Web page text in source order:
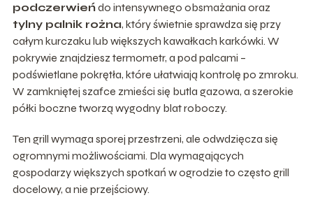
podczerwieńdo intensywnego obsmażania oraz
tylny palnik rożna, który świetnie sprawdza się przy
całym kurczaku lub większych kawałkach karkówki. W
pokrywie znajdziesz termometr, a pod palcami –
podświetlane pokrętła, które ułatwiają kontrolę po zmroku.
W zamkniętej szafce zmieści się butla gazowa, a szerokie
półki boczne tworzą wygodny blat roboczy.
Ten grill wymaga sporej przestrzeni, ale odwdzięcza się
ogromnymi możliwościami. Dla wymagających
gospodarzy większych spotkań w ogrodzie to często grill
docelowy, a nie przejściowy.